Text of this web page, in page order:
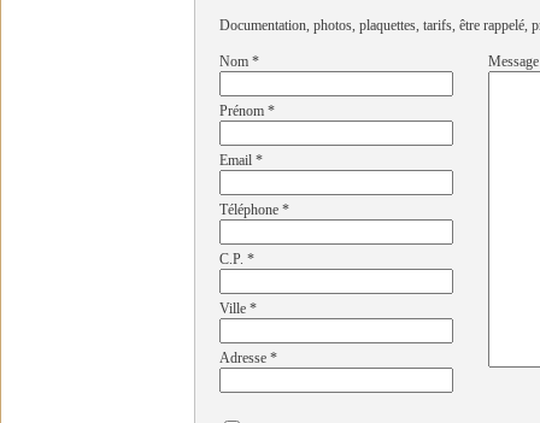
Documentation, photos, plaquettes, tarifs, être rappelé,
Nom *
Prénom *
Email *
Téléphone *
C.P. *
Ville *
Adresse *
Message